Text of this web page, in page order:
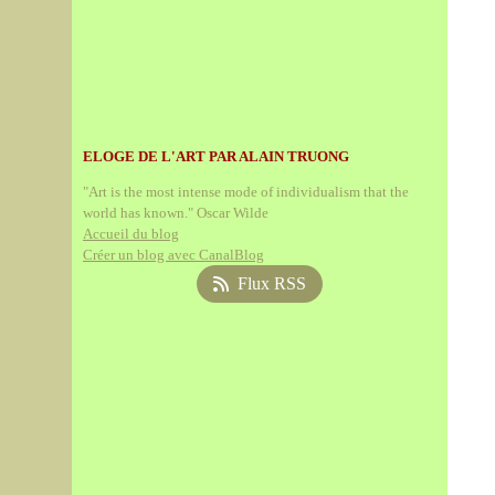
ELOGE DE L'ART PAR ALAIN TRUONG
"Art is the most intense mode of individualism that the
world has known." Oscar Wilde
Accueil du blog
Créer un blog avec CanalBlog
Flux RSS